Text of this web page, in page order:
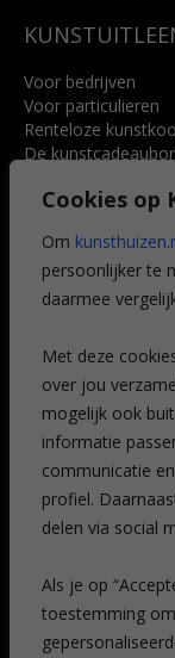
Cookies op
Om
persoonlijker te
daarmee
Met deze
over jou
mogelijk ook
informatie
communicatie
profiel.
delen via social
Als je op
toestemming
Voor bedrijven
Voor particulieren
Renteloze
De
Voordelen
Veelgestelde
CONTACT
Leiden
Amsterdam
Breda
Favorieten
Mijn art alert
NIEUWSBRIEF